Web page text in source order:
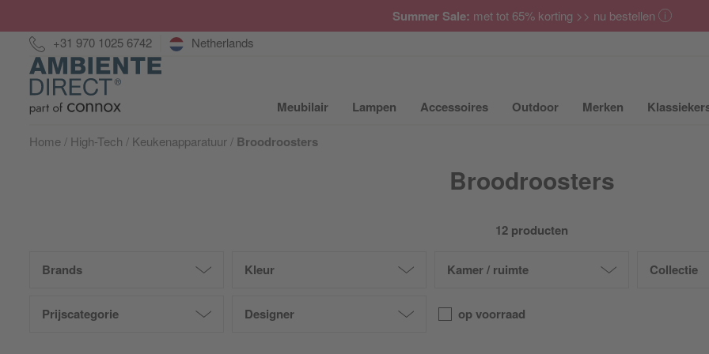
Summer Sale: met tot 65% korting >> nu bestellen
Hotline:
+31 970 1025 6742 Netherlands
Home
Meubilair Submenu van Meubilair uit- of inklappen
Lampen Submenu van Lampen uit- of inklappen
Accessoires Submenu van Accessoires uit- of
Outdoor Submenu van Outdoor
Merken Submenu
Home High-Tech Keukenapparatuur Broodroosters
Broodroosters
12 producten
Brands Kleur Kamer / ruimte Collectie
Prijscategorie Designer op voorraad